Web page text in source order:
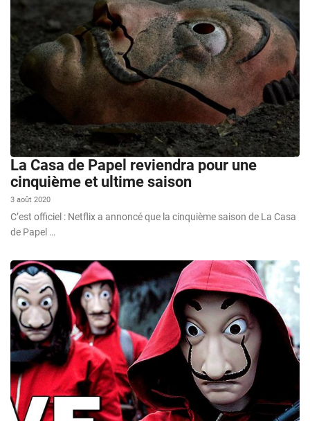
La Casa de Papel reviendra pour une
cinquième et ultime saison
3 août 2020
C’est officiel : Netflix a annoncé que la cinquième saison de La Casa
de Papel …